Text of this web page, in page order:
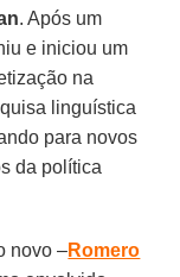
. Após um
e iniciou um
na
linguística
para novos
da política
novo –Romero